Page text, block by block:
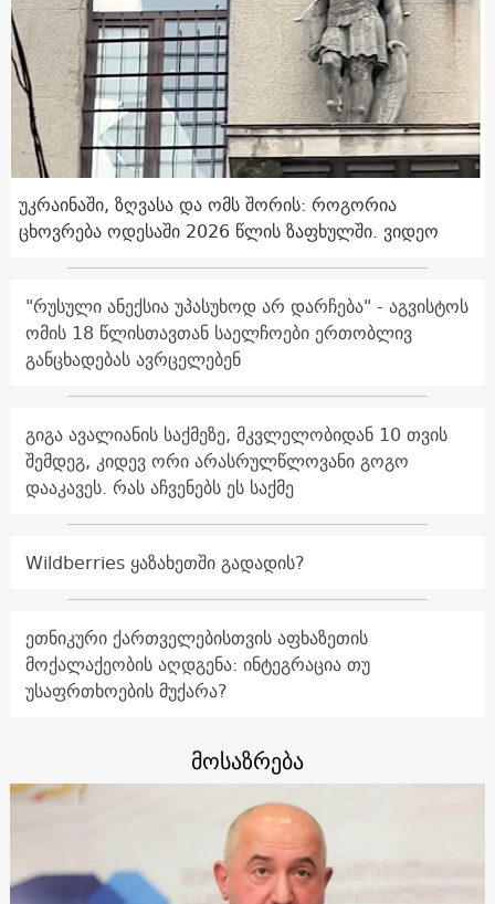
უკრაინაში, ზღვასა და ომს შორის: როგორია
ცხოვრება ოდესაში 2026 წლის ზაფხულში. ვიდეო
"რუსული ანექსია უპასუხოდ არ დარჩება" - აგვისტოს
ომის 18 წლისთავთან საელჩოები ერთობლივ
განცხადებას ავრცელებენ
გიგა ავალიანის საქმეზე, მკვლელობიდან 10 თვის
შემდეგ, კიდევ ორი არასრულწლოვანი გოგო
დააკავეს. რას აჩვენებს ეს საქმე
Wildberries ყაზახეთში გადადის?
ეთნიკური ქართველებისთვის აფხაზეთის
მოქალაქეობის აღდგენა: ინტეგრაცია თუ
უსაფრთხოების მუქარა?
მოსაზრება